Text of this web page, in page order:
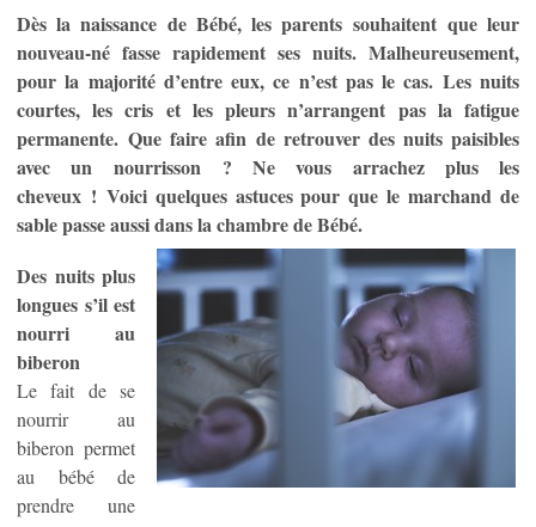
Dès la naissance de Bébé, les parents souhaitent que leur
nouveau-né fasse rapidement ses nuits. Malheureusement,
pour la majorité d’entre eux, ce n’est pas le cas. Les nuits
courtes, les cris et les pleurs n’arrangent pas la fatigue
permanente. Que faire afin de retrouver des nuits paisibles
avec un nourrisson ? Ne vous arrachez plus les
cheveux ! Voici quelques astuces pour que le marchand de
sable passe aussi dans la chambre de Bébé.
Des nuits plus
longues s’il est
nourri au
biberon
Le fait de se
nourrir au
biberon permet
au bébé de
prendre une